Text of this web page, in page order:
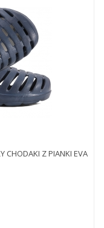
CHODAKI Z PIANKI EVA